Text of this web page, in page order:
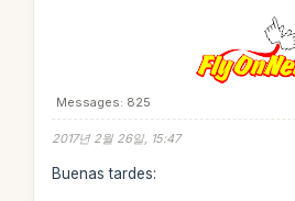
Messages: 825
2017년 2월 26일, 15:47
Buenas tardes: